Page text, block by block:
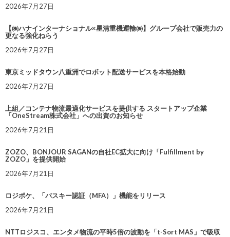
2026年7月27日
【㈱ハナインターナショナル×星清重機運輸㈱】グループ会社で販売力の
更なる強化ねらう
2026年7月27日
東京ミッドタウン八重洲でロボット配送サービスを本格始動
2026年7月27日
上組／コンテナ物流最適化サービスを提供する スタートアップ企業
「OneStream株式会社」への出資のお知らせ
2026年7月21日
ZOZO、BONJOUR SAGANの自社EC拡大に向け「Fulfillment by
ZOZO」を提供開始
2026年7月21日
ロジポケ、「パスキー認証（MFA）」機能をリリース
2026年7月21日
NTTロジスコ、エンタメ物流の平時5倍の波動を「t-Sort MAS」で吸収